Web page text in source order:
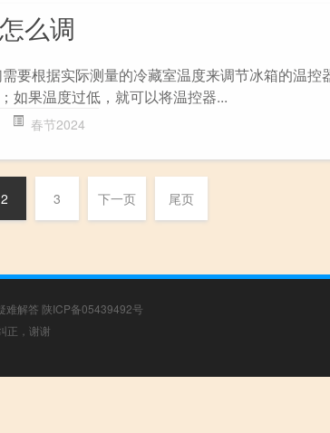
么调
要根据实际测量的冷藏室温度来调节冰箱的温控
如果温度过低，就可以将温控器...
春节2024
2 3 下一页 尾页
难解答 陕ICP备05439492号
正，谢谢